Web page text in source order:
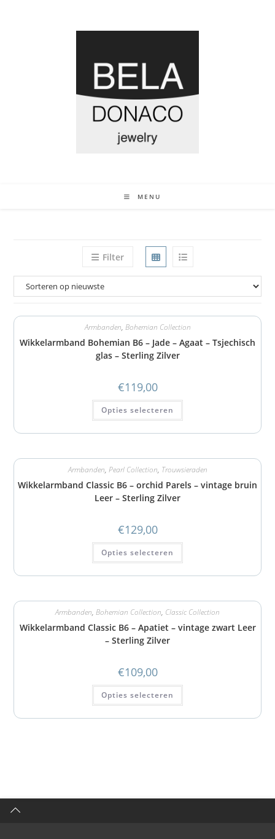
MENU
Filter
Armbanden, Bohemian Collection
Wikkelarmband Bohemian B6 – Jade – Agaat – Tsjechisch
glas – Sterling Zilver
€119,00
Opties selecteren
Armbanden, Pearl Collection, Trouwsieraden
Wikkelarmband Classic B6 – orchid Parels – vintage bruin
Leer – Sterling Zilver
€129,00
Opties selecteren
Armbanden, Bohemian Collection, Classic Collection
Wikkelarmband Classic B6 – Apatiet – vintage zwart Leer
– Sterling Zilver
€109,00
Opties selecteren